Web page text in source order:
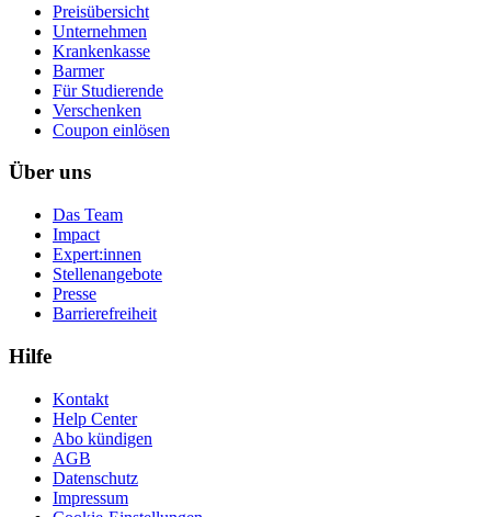
Preisübersicht
Unternehmen
Krankenkasse
Barmer
Für Studierende
Ver­schen­ken
Coupon einlösen
Über uns
Das Team
Impact
Expert:innen
Stellenangebote
Presse
Barrierefreiheit
Hilfe
Kontakt
Help Center
Abo kündigen
AGB
Datenschutz
Impressum